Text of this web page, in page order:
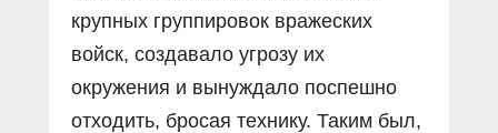
крупных группировок вражеских
войск, создавало угрозу их
окружения и вынуждало поспешно
отходить, бросая технику. Таким был,